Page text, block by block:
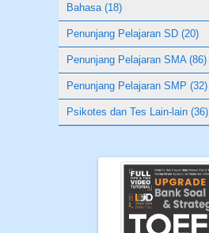
Bonus
Aplikasi
Download
Tryout
Bahasa (18)
Penunjang Pelajaran SD (20)
Penunjang Pelajaran SMA (86)
Penunjang Pelajaran SMP (32)
Psikotes dan Tes Lain-lain (36)